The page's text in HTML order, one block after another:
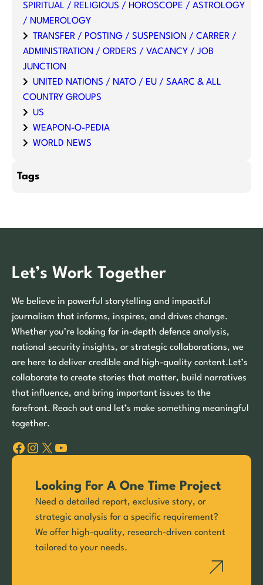
SPIRITUAL / RELIGIOUS / HOROSCOPE / ASTROLOGY
/ NUMEROLOGY
TRANSFER / POSTING / SUSPENSION / CARRER /
ADMINISTRATION / ORDERS / VACANCY / JOB
JUNCTION
UNITED NATIONS / NATO / EU / SAARC & ALL
COUNTRY GROUPS
US
WEAPON-O-PEDIA
WORLD NEWS
Tags
Let’s Work Together
We believe in powerful storytelling and impactful
journalism that informs, inspires, and drives change.
Whether you’re looking for in-depth defence analysis,
national security insights, or strategic collaborations, we
are here to deliver credible and high-quality content.Let’s
collaborate to create stories that matter, build narratives
that influence, and bring important issues to the
forefront. Reach out and let’s make something meaningful
together.
Facebook Instagram X YouTube
Looking For A One Time Project
Need a detailed report, exclusive story, or
strategic analysis for a specific requirement?
We offer high-quality, research-driven content
tailored to your needs.